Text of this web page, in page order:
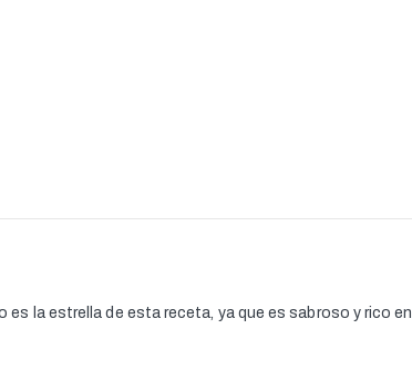
la estrella de esta receta, ya que es sabroso y rico en